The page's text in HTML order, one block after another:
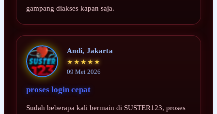
gampang diakses kapan saja.
Andi, Jakarta
★★★★★
09 Mei 2026
proses login cepat
Sudah beberapa kali bermain di SUSTER123, proses